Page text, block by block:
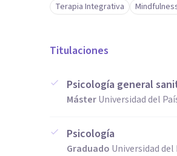
Terapia Integrativa
Titulaciones
Psicología general
MásterUniversidad del
Psicología
Graduado Universidad del